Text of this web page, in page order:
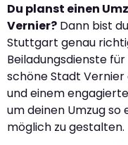
Du planst einen
Vernier? Dann bist
Stuttgart genau
Beiladungsdienste
schöne Stadt
und einem
um deinen Umzug
möglich zu gestalten.